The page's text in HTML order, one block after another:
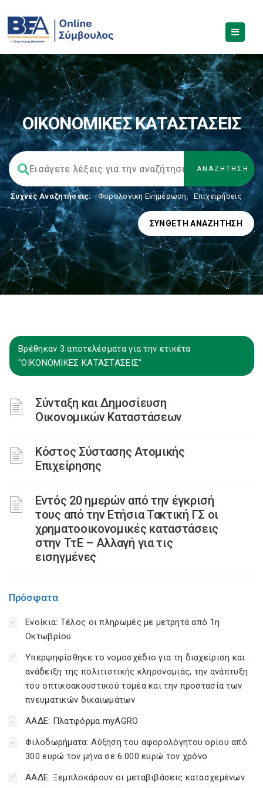
ΟΙΚΟΝΟΜΙΚΕΣ ΚΑΤΑΣΤΑΣΕΙΣ
Συχνές Αναζητήσεις: Φορολογικη Ενημέρωση, Επιχειρήσεις
ΣΎΝΘΕΤΗ ΑΝΑΖΉΤΗΣΗ
Βρέθηκαν 3 αποτελέσματα για την ετικέτα
"ΟΙΚΟΝΟΜΙΚΕΣ ΚΑΤΑΣΤΑΣΕΙΣ"
Σύνταξη και Δημοσίευση
Οικονομικών Καταστάσεων
Κόστος Σύστασης Ατομικής
Επιχείρησης
Εντός 20 ημερών από την έγκρισή
τους από την Ετήσια Τακτική ΓΣ οι
χρηματοοικονομικές καταστάσεις
στην ΤτΕ – Αλλαγή για τις
εισηγμένες
Πρόσφατα
Ενοίκια: Τέλος οι πληρωμές με μετρητά από 1η
Οκτωβρίου
Υπερψηφίσθηκε το νομοσχέδιο για τη διαχείριση και
ανάδειξη της πολιτιστικής κληρονομιάς, την ανάπτυξη
του οπτικοακουστικού τομέα και την προστασία των
πνευματικών δικαιωμάτων
ΑΑΔΕ: Πλατφόρμα myAGRO
Φιλοδωρήματα: Αύξηση του αφορολόγητου ορίου από
300 ευρώ τον μήνα σε 6.000 ευρώ τον χρόνο
ΑΑΔΕ: Ξεμπλοκάρουν οι μεταβιβάσεις κατασχεμένων